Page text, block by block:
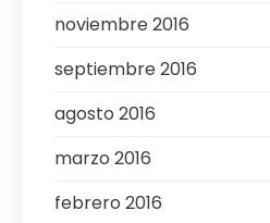
noviembre 2016
septiembre 2016
agosto 2016
marzo 2016
febrero 2016